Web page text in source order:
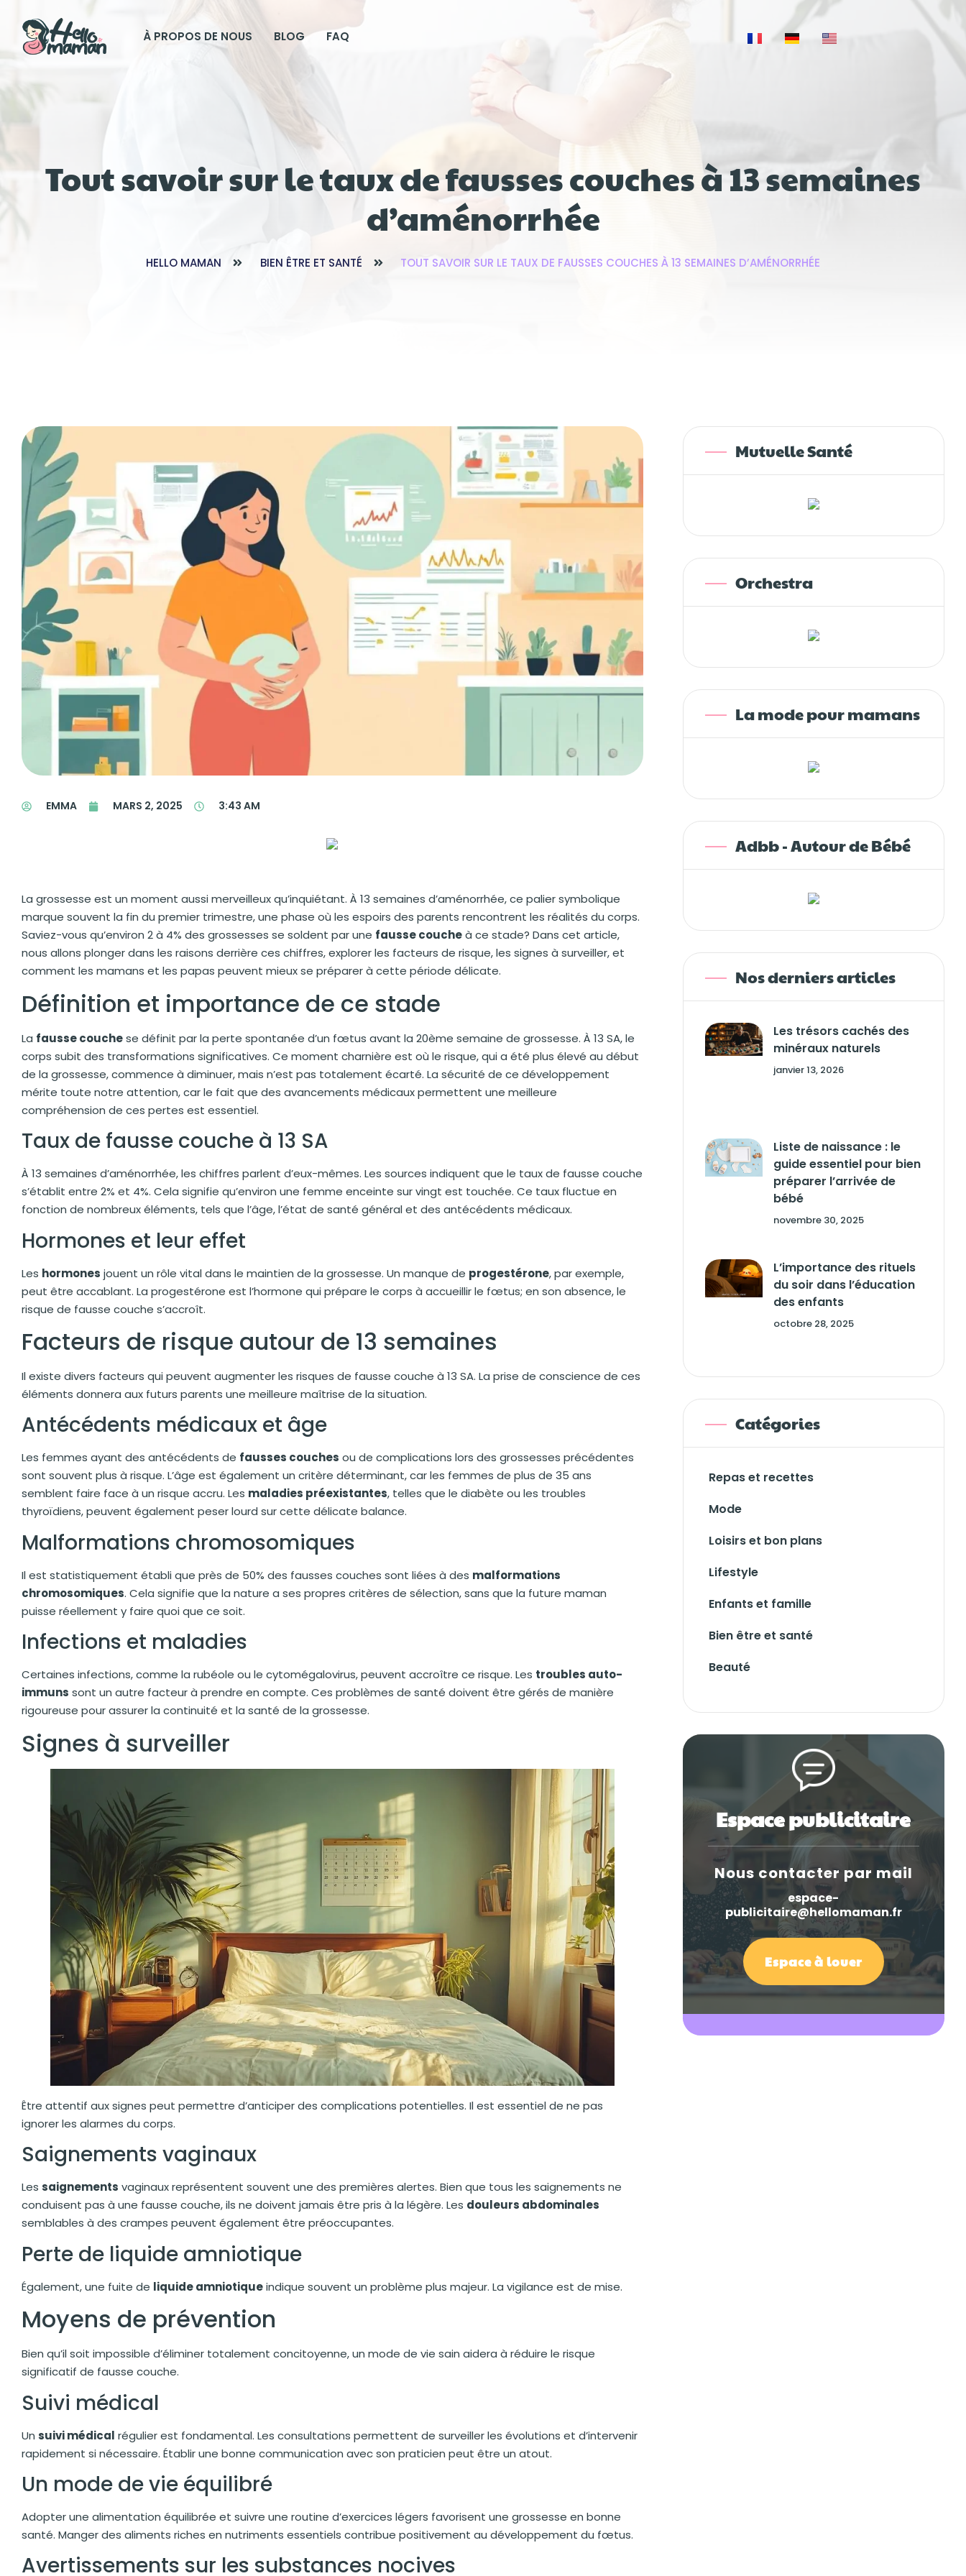
À PROPOS DE NOUS BLOG FAQ
Tout savoir sur le taux de fausses couches à 13 semaines
d’aménorrhée
HELLO MAMAN BIEN ÊTRE ET SANTÉ TOUT SAVOIR SUR LE TAUX DE FAUSSES COUCHES À 13 SEMAINES D’AMÉNORRHÉE
EMMA MARS 2, 2025 3:43 AM
La grossesse est un moment aussi merveilleux qu’inquiétant. À 13 semaines d’aménorrhée, ce palier symbolique
marque souvent la fin du premier trimestre, une phase où les espoirs des parents rencontrent les réalités du corps.
Saviez-vous qu’environ 2 à 4% des grossesses se soldent par une fausse coucheà ce stade? Dans cet article,
nous allons plonger dans les raisons derrière ces chiffres, explorer les facteurs de risque, les signes à surveiller, et
comment les mamans et les papas peuvent mieux se préparer à cette période délicate.
Définition et importance de ce stade
La fausse couchese définit par la perte spontanée d’un fœtus avant la 20ème semaine de grossesse. À 13 SA, le
corps subit des transformations significatives. Ce moment charnière est où le risque, qui a été plus élevé au début
de la grossesse, commence à diminuer, mais n’est pas totalement écarté. La sécurité de ce développement
mérite toute notre attention, car le fait que des avancements médicaux permettent une meilleure
compréhension de ces pertes est essentiel.
Taux de fausse couche à 13 SA
À 13 semaines d’aménorrhée, les chiffres parlent d’eux-mêmes. Les sources indiquent que le taux de fausse couche
s’établit entre 2% et 4%. Cela signifie qu’environ une femme enceinte sur vingt est touchée. Ce taux fluctue en
fonction de nombreux éléments, tels que l’âge, l’état de santé général et des antécédents médicaux.
Hormones et leur effet
Les hormones jouent un rôle vital dans le maintien de la grossesse. Un manque de progestérone, par exemple,
peut être accablant. La progestérone est l’hormone qui prépare le corps à accueillir le fœtus; en son absence, le
risque de fausse couche s’accroît.
Facteurs de risque autour de 13 semaines
Il existe divers facteurs qui peuvent augmenter les risques de fausse couche à 13 SA. La prise de conscience de ces
éléments donnera aux futurs parents une meilleure maîtrise de la situation.
Antécédents médicaux et âge
Les femmes ayant des antécédents de fausses couches ou de complications lors des grossesses précédentes
sont souvent plus à risque. L’âge est également un critère déterminant, car les femmes de plus de 35 ans
semblent faire face à un risque accru. Les maladies préexistantes, telles que le diabète ou les troubles
thyroïdiens, peuvent également peser lourd sur cette délicate balance.
Malformations chromosomiques
Il est statistiquement établi que près de 50% des fausses couches sont liées à des malformations
chromosomiques. Cela signifie que la nature a ses propres critères de sélection, sans que la future maman
puisse réellement y faire quoi que ce soit.
Infections et maladies
Certaines infections, comme la rubéole ou le cytomégalovirus, peuvent accroître ce risque. Les troubles auto-
immuns sont un autre facteur à prendre en compte. Ces problèmes de santé doivent être gérés de manière
rigoureuse pour assurer la continuité et la santé de la grossesse.
Signes à surveiller
Être attentif aux signes peut permettre d’anticiper des complications potentielles. Il est essentiel de ne pas
ignorer les alarmes du corps.
Saignements vaginaux
Les saignements vaginaux représentent souvent une des premières alertes. Bien que tous les saignements ne
conduisent pas à une fausse couche, ils ne doivent jamais être pris à la légère. Les douleurs abdominales
semblables à des crampes peuvent également être préoccupantes.
Perte de liquide amniotique
Également, une fuite de liquide amniotiqueindique souvent un problème plus majeur. La vigilance est de mise.
Moyens de prévention
Bien qu’il soit impossible d’éliminer totalement concitoyenne, un mode de vie sain aidera à réduire le risque
significatif de fausse couche.
Suivi médical
Un suivi médical régulier est fondamental. Les consultations permettent de surveiller les évolutions et d’intervenir
rapidement si nécessaire. Établir une bonne communication avec son praticien peut être un atout.
Un mode de vie équilibré
Adopter une alimentation équilibrée et suivre une routine d’exercices légers favorisent une grossesse en bonne
santé. Manger des aliments riches en nutriments essentiels contribue positivement au développement du fœtus.
Avertissements sur les substances nocives
Mutuelle Santé
Orchestra
La mode pour mamans
Adbb - Autour de Bébé
Nos derniers articles
Les trésors cachés des
minéraux naturels
janvier 13, 2026
Liste de naissance : le
guide essentiel pour bien
préparer l’arrivée de
bébé
novembre 30, 2025
L’importance des rituels
du soir dans l’éducation
des enfants
octobre 28, 2025
Catégories
Repas et recettes
Mode
Loisirs et bon plans
Lifestyle
Enfants et famille
Bien être et santé
Beauté
Espace publicitaire
Nous contacter par mail
espace-
publicitaire@hellomaman.fr
Espace à louer